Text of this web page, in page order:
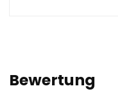
Bewertung